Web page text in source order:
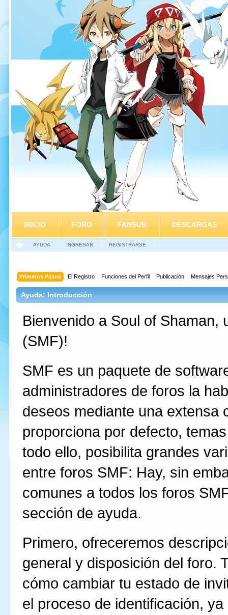
INICIO FORO FANSUB DESCARGAS
AYUDA INGRESAR REGISTRARSE
Primeros Pasos El Registro Funciones del Perfil Publicación Mensajes
Ayuda: Introducción
Bienvenido a Soul of Shaman,
(SMF)!
SMF es un paquete de
administradores de foros la
deseos mediante una extensa
proporciona por defecto,
todo ello, posibilita grandes
entre foros SMF: Hay, sin
comunes a todos los foros
sección de ayuda.
Primero, ofreceremos
general y disposición del foro.
cómo cambiar tu estado de
el proceso de identificación,